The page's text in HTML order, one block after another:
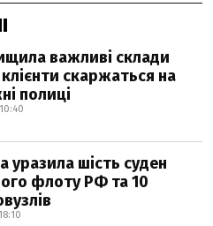
важливі склади
скаржаться на
полиці
уразила шість суден
флоту РФ та 10